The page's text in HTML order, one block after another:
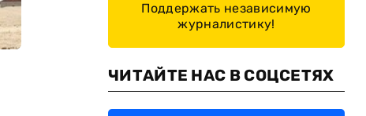
Поддержать независимую
журналистику!
ЧИТАЙТЕ НАС В СОЦСЕТЯХ